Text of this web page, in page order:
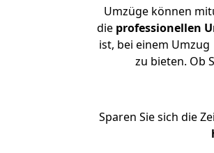
Umzüge können
die professionellen
ist, bei einem
zu bieten. Ob
Sparen Sie sich die